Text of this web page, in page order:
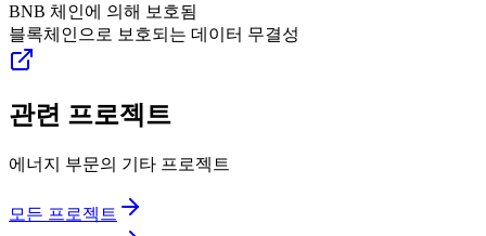
BNB 체인에 의해 보호됨
블록체인으로 보호되는 데이터 무결성
관련 프로젝트
에너지 부문의 기타 프로젝트
모든 프로젝트